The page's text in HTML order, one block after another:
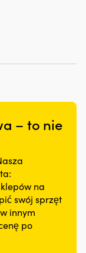
– to nie
na
swój sprzęt
innym
po